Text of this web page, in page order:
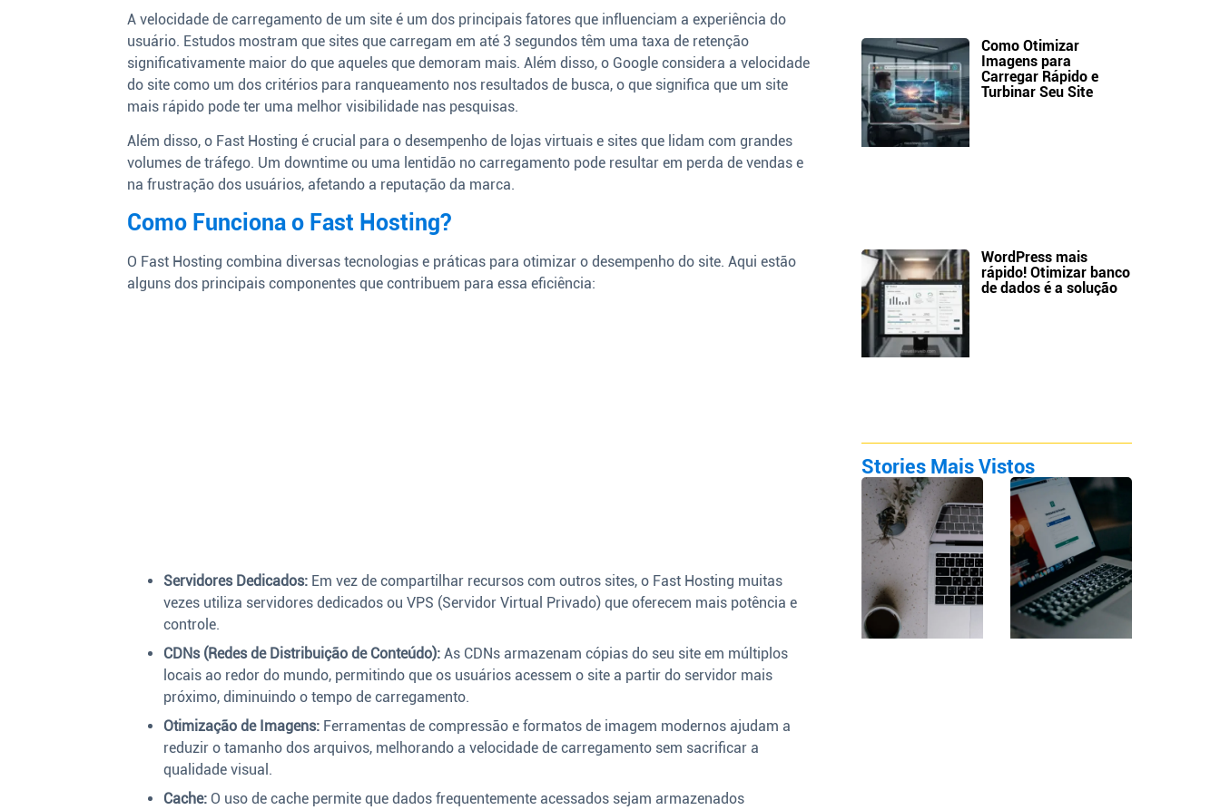
A velocidade de carregamento de um site é um dos principais fatores que influenciam a experiência do
usuário. Estudos mostram que sites que carregam em até 3 segundos têm uma taxa de retenção
significativamente maior do que aqueles que demoram mais. Além disso, o Google considera a velocidade
do site como um dos critérios para ranqueamento nos resultados de busca, o que significa que um site
mais rápido pode ter uma melhor visibilidade nas pesquisas.
Além disso, o Fast Hosting é crucial para o desempenho de lojas virtuais e sites que lidam com grandes
volumes de tráfego. Um downtime ou uma lentidão no carregamento pode resultar em perda de vendas e
na frustração dos usuários, afetando a reputação da marca.
Como Funciona o Fast Hosting?
O Fast Hosting combina diversas tecnologias e práticas para otimizar o desempenho do site. Aqui estão
alguns dos principais componentes que contribuem para essa eficiência:
Servidores Dedicados: Em vez de compartilhar recursos com outros sites, o Fast Hosting muitas
vezes utiliza servidores dedicados ou VPS (Servidor Virtual Privado) que oferecem mais potência e
controle.
CDNs (Redes de Distribuição de Conteúdo): As CDNs armazenam cópias do seu site em múltiplos
locais ao redor do mundo, permitindo que os usuários acessem o site a partir do servidor mais
próximo, diminuindo o tempo de carregamento.
Otimização de Imagens: Ferramentas de compressão e formatos de imagem modernos ajudam a
reduzir o tamanho dos arquivos, melhorando a velocidade de carregamento sem sacrificar a
qualidade visual.
Cache: O uso de cache permite que dados frequentemente acessados sejam armazenados
Como Otimizar
Imagens para
Carregar Rápido e
Turbinar Seu Site
WordPress mais
rápido! Otimizar banco
de dados é a solução
Stories Mais Vistos